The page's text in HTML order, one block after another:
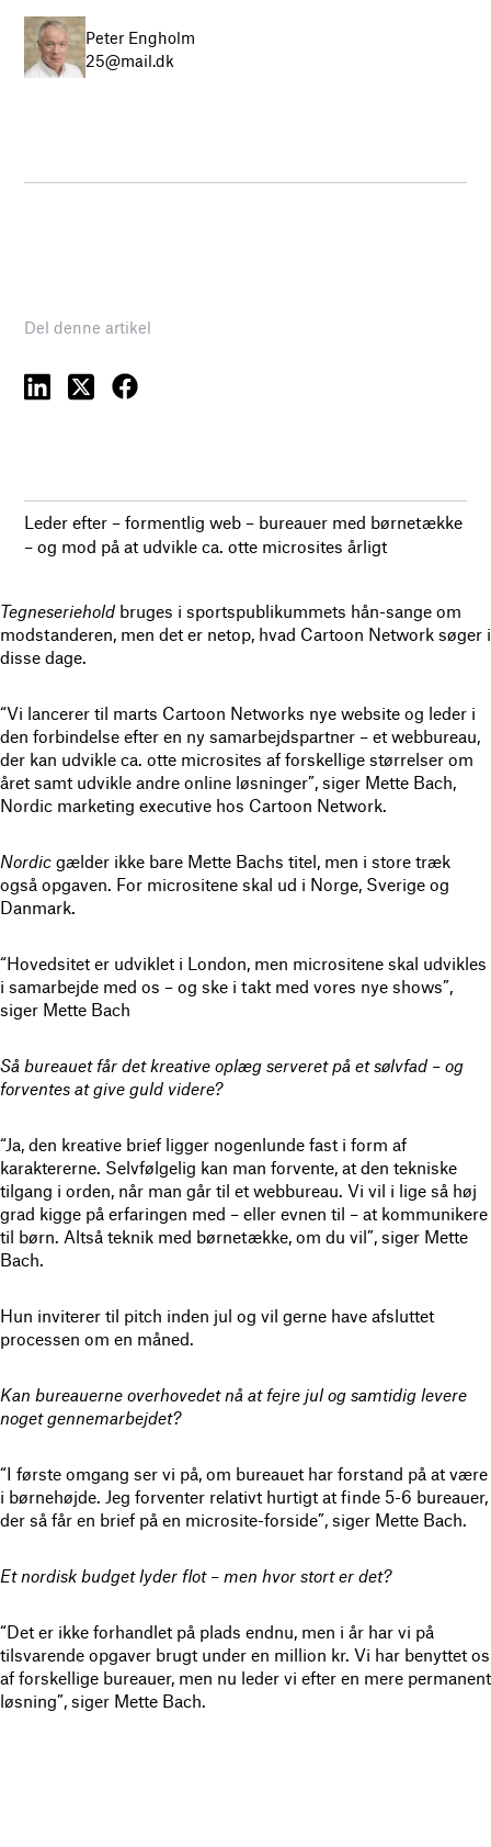
Peter Engholm
25@mail.dk
Del denne artikel
Leder efter – formentlig web – bureauer med børnetække
– og mod på at udvikle ca. otte microsites årligt
Tegneseriehold bruges i sportspublikummets hån-sange om
modstanderen, men det er netop, hvad Cartoon Network søger i
disse dage.
“Vi lancerer til marts Cartoon Networks nye website og leder i
den forbindelse efter en ny samarbejdspartner – et webbureau,
der kan udvikle ca. otte microsites af forskellige størrelser om
året samt udvikle andre online løsninger”, siger Mette Bach,
Nordic marketing executive hos Cartoon Network.
Nordic gælder ikke bare Mette Bachs titel, men i store træk
også opgaven. For micrositene skal ud i Norge, Sverige og
Danmark.
“Hovedsitet er udviklet i London, men micrositene skal udvikles
i samarbejde med os – og ske i takt med vores nye shows”,
siger Mette Bach
Så bureauet får det kreative oplæg serveret på et sølvfad – og
forventes at give guld videre?
“Ja, den kreative brief ligger nogenlunde fast i form af
karaktererne. Selvfølgelig kan man forvente, at den tekniske
tilgang i orden, når man går til et webbureau. Vi vil i lige så høj
grad kigge på erfaringen med – eller evnen til – at kommunikere
til børn. Altså teknik med børnetække, om du vil”, siger Mette
Bach.
Hun inviterer til pitch inden jul og vil gerne have afsluttet
processen om en måned.
Kan bureauerne overhovedet nå at fejre jul og samtidig levere
noget gennemarbejdet?
“I første omgang ser vi på, om bureauet har forstand på at være
i børnehøjde. Jeg forventer relativt hurtigt at finde 5-6 bureauer,
der så får en brief på en microsite-forside”, siger Mette Bach.
Et nordisk budget lyder flot – men hvor stort er det?
“Det er ikke forhandlet på plads endnu, men i år har vi på
tilsvarende opgaver brugt under en million kr. Vi har benyttet os
af forskellige bureauer, men nu leder vi efter en mere permanent
løsning”, siger Mette Bach.